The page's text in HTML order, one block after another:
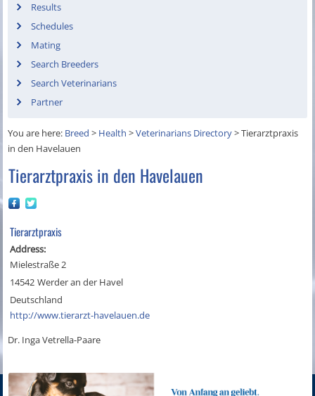
Results
Schedules
Mating
Search Breeders
Search Veterinarians
Partner
You are here: Breed > Health >Veterinarians Directory>Tierarztpraxis
in den Havelauen
Tierarztpraxis in den Havelauen
Tierarztpraxis
Address:
Mielestraße 2
14542 Werder an der Havel
Deutschland
http://www.tierarzt-havelauen.de
Dr. Inga Vetrella-Paare